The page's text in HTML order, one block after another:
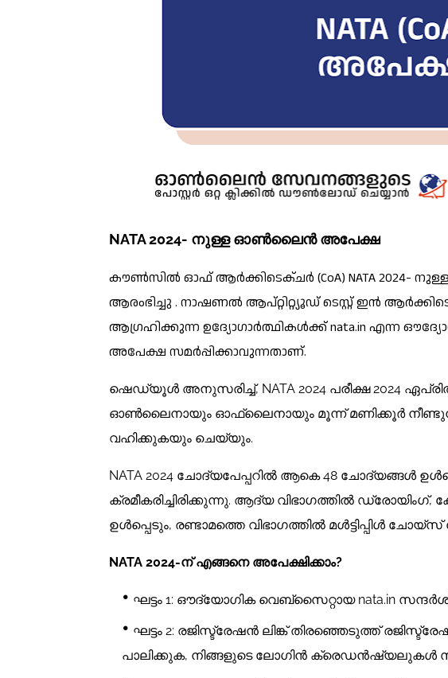
NATA 2024- നുള്ള ഓൺലൈൻ അപേക്ഷ
കൗൺസിൽ ഓഫ് ആർക്കിടെക്ചർ (CoA) NATA 2024-
ആരംഭിച്ചു . നാഷണൽ ആപ്റ്റിറ്റ്യൂഡ് ടെസ്റ്റ് ഇൻ
ആഗ്രഹിക്കുന്ന ഉദ്യോഗാർത്ഥികൾക്ക് nata.in എന്ന
അപേക്ഷ സമർപ്പിക്കാവുന്നതാണ്.
ഷെഡ്യൂൾ അനുസരിച്ച്, NATA 2024 പരീക്ഷ 2024
ഓൺലൈനായും ഓഫ്‌ലൈനായും മൂന്ന് മണിക്കൂർ
വഹിക്കുകയും ചെയ്യും.
NATA 2024 ചോദ്യപേപ്പറിൽ ആകെ 48 ചോദ്യങ്ങൾ
ക്രമീകരിച്ചിരിക്കുന്നു. ആദ്യ വിഭാഗത്തിൽ
ഉൾപ്പെടും, രണ്ടാമത്തെ വിഭാഗത്തിൽ മൾട്ടിപ്പിൾ
NATA 2024-ന് എങ്ങനെ അപേക്ഷിക്കാം?
ഘട്ടം 1: ഔദ്യോഗിക വെബ്സൈറ്റായ nata.in
ഘട്ടം 2: രജിസ്ട്രേഷൻ ലിങ്ക് തിരഞ്ഞെടുത്ത്
പാലിക്കുക, നിങ്ങളുടെ ലോഗിൻ ക്രെഡൻഷ്യലുകൾ